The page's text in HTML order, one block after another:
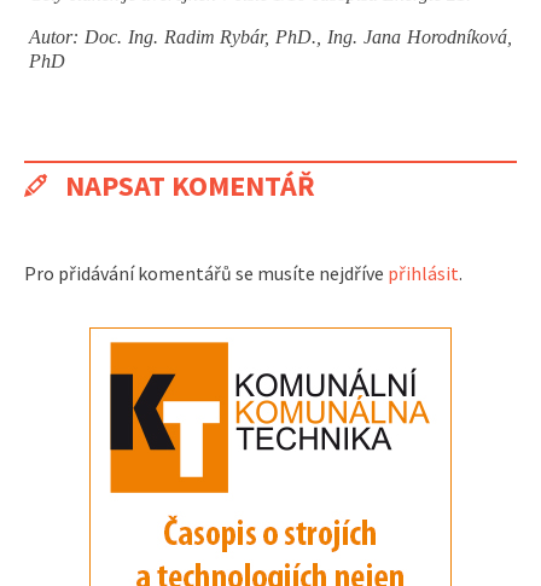
Autor: Doc. Ing. Radim Rybár, PhD., Ing. Jana Horodníková,
PhD
NAPSAT KOMENTÁŘ
Pro přidávání komentářů se musíte nejdříve přihlásit.